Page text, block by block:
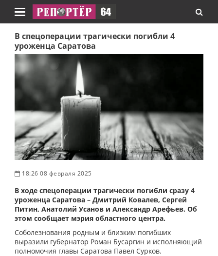
Навигация
В спецоперации трагически погибли 4
уроженца Саратова
18:26 08 февраля 2025
В ходе спецоперации трагически погибли сразу 4
уроженца Саратова – Дмитрий Ковалев, Сергей
Питин, Анатолий Усанов и Александр Арефьев. Об
этом сообщает мэрия областного центра.
Соболезнования родным и близким погибших
выразили губернатор Роман Бусаргин и исполняющий
полномочия главы Саратова Павел Сурков.